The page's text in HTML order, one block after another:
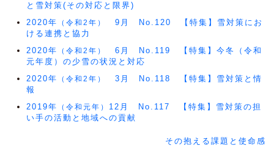
と雪対策(その対応と限界)
2020年
（令和2年）
9月 No.120 【特集】雪対策にお
ける連携と協力
2020年
（令和2年）
6月 No.119 【特集】今冬（令和
元年度）の少雪の状況と対応
2020年
（令和2年）
3月 No.118 【特集】雪対策と情
報
2019年
（令和元年） 12月 No.117 【特集】雪対策の担
い手の活動と地域への貢献
その抱える課題と使命感